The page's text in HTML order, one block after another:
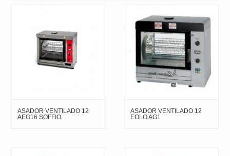
ASADOR VENTILADO 12
AEG16 SOFFIO.
ASADOR VENTILADO 12
EOLO AG1